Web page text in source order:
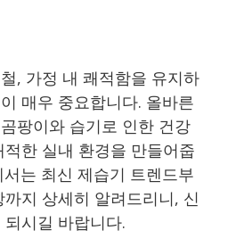
, 가정 내 쾌적함을 유지하
매우 중요합니다. 올바른
팡이와 습기로 인한 건강
한 실내 환경을 만들어줍
는 최신 제습기 트렌드부
지 상세히 알려드리니, 신
시길 바랍니다.